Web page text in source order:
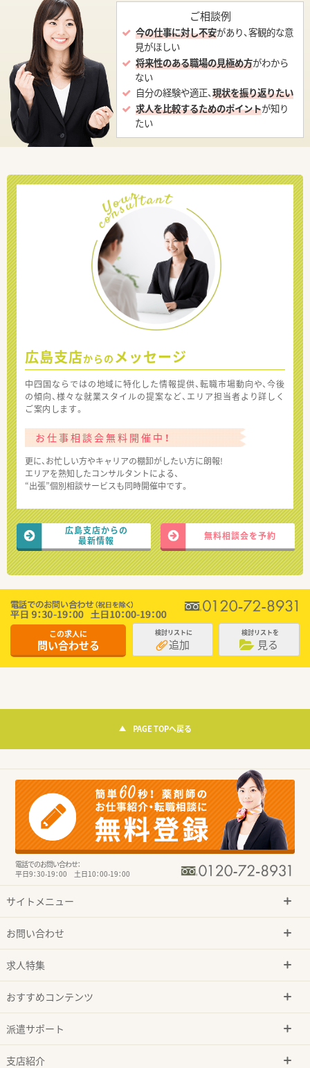
ご相談例
今の仕事に対し不安があり、客観的な意
見がほしい
将来性のある職場の見極め方がわから
ない
自分の経験や適正、現状を振り返りたい
求人を比較するためのポイントが知り
たい
広島支店からの メッセージ
中四国ならではの地域に特化した情報提供、転職市場動向や、今後
の傾向、様々な就業スタイルの提案など、エリア担当者より詳しく
ご案内します。
お仕事相談会無料開催中！
更に、お忙しい方やキャリアの棚卸がしたい方に朗報!
エリアを熟知したコンサルタントによる、
“出張”個別相談サービスも同時開催中です。
広島支店からの
最新情報
無料相談会を予約
この求人に
問い合わせる
検討リストに
追加
検討リストを
見る
PAGE TOPへ戻る
電話でのお問い合わせ：
平日9：30-19：00 土日10：00-19：00
サイトメニュー
お問い合わせ
求人特集
おすすめコンテンツ
派遣サポート
支店紹介